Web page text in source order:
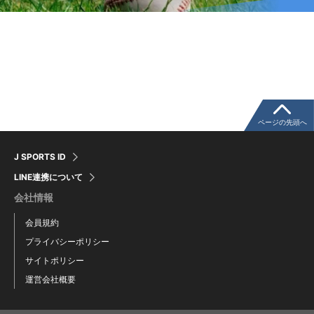
J SPORTS ID
LINE連携について
会社情報
会員規約
プライバシーポリシー
サイトポリシー
運営会社概要
ページの先頭へ